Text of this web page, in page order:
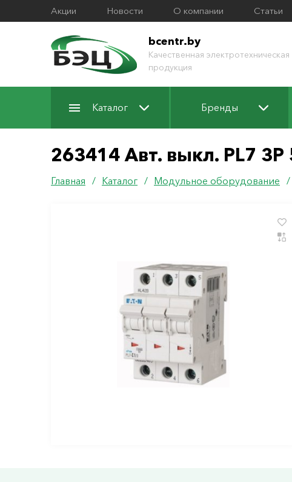
Акции Новости О компании Статьи
bcentr.by
Качественная электротехническая
продукция
Каталог Бренды
263414 Авт. выкл. PL7
Главная / Каталог / Модульное оборудование /